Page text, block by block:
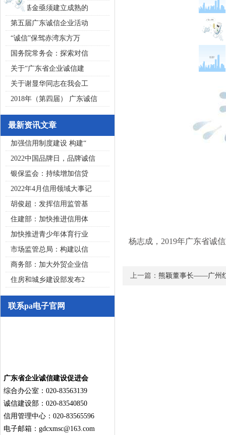
私募基金亟须建立成熟的
第五届广东诚信企业活动
“诚信”保驾赤湾东方万
国务院常务会：探索对信
关于“广东省企业诚信建
关于谢显华同志在我会工
2018年（第四届） 广东诚信
最新资讯文章
加强信用制度建设 构建“
2022中国品牌日，品牌诚信
银保监会：持续增加信贷
2022年4月信用领域大事记
胡俊超：发挥信用监管基
住建部：加快推进信用体
加快推进青少年体育行业
市场监管总局：构建以信
商务部：加大外贸企业信
住房和城乡建设部发布2
联系pa电子官网
广东省企业诚信建设促进会
综合办公室：020-83563139
诚信建设部：020-83540850
信用管理中心：020-83565596
电子邮箱： gdcxmsc@163.com
杨志成，2019年广东省诚
上一篇： 熊颖董事长——广州